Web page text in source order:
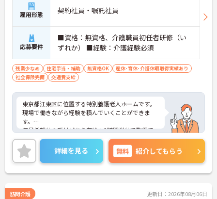
雇用形態 契約社員・嘱託社員
応募要件
■資格：無資格、介護職員初任者研修（い
ずれか） ■経験：介護経験必須
残業少なめ 住宅手当・補助 無資格OK
産休･育休･介護休暇取得実績あり
社会保険完備
交通費支給
東京都江東区に位置する特別養護老人ホームです。
現場で働きながら経験を積んでいくことができま
す。
毎月希望休の受付があり有給も1時間単位で取得で
きるので、プライベートの予定も立てやすい環境で
す。
ご興味をお持ちの方はお気軽にお問い合わせくださ
い。
詳細を見る 無料 紹介してもらう
訪問介護 更新日：2026年08月06日